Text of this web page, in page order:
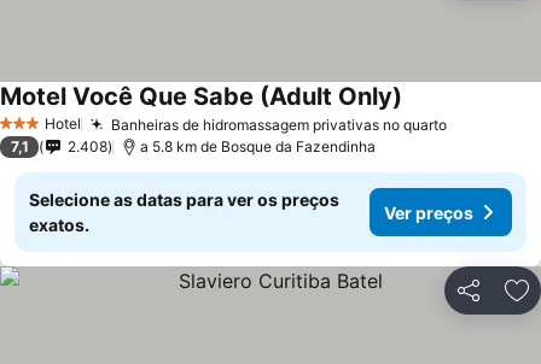
3 EstrelasHotel Banheiras de hidromassagem privativas no quarto
Motel Você Que Sabe (Adult Only)
7,1 2.408 a 5.8 km de Bosque da Fazendinha
Selecione as datas para ver os preços
exatos.
Ver preços
Partilhar